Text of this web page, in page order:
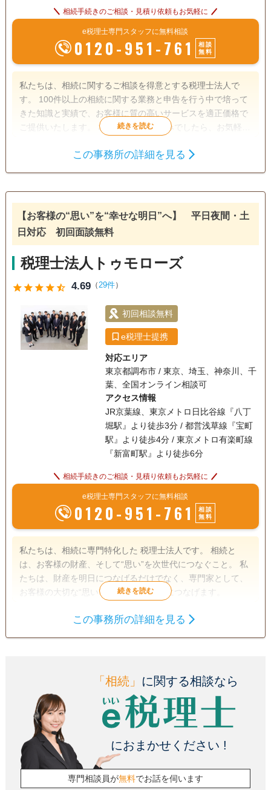
相続手続きのご相談・見積り依頼もお気軽に
e税理士専門スタッフに無料相談
0120-951-761
相談
無料
私たちは、相続に関するご相談を得意とする税理士法人で
す。 100件以上の相続に関する業務と申告を行う中で培って
きた知識と実績で、お客様に質の高いサービスを適正価格で
ご提供いたします。 相続のことでお悩みでしたら、お気軽に
遺産分割
銀行手続き 戸籍収集 相続税対策
電話相談可 訪問可 土日相談可
18時以降相談可 オンライン面談可 事務所面談可
この事務所の詳細を見る
【お客様の“思い”を“幸せな明日”へ】 平日夜間・土
日対応 初回面談無料
税理士法人トゥモローズ
starstarstarstarstar_half 4.69（29件）
初回相談無料
e税理士提携
対応エリア
東京都調布市 / 東京、埼玉、神奈川、千
葉、全国オンライン相談可
アクセス情報
JR京葉線、東京メトロ日比谷線『八丁
堀駅』より徒歩3分 / 都営浅草線『宝町
駅』より徒歩4分 / 東京メトロ有楽町線
『新富町駅』より徒歩6分
相続手続きのご相談・見積り依頼もお気軽に
e税理士専門スタッフに無料相談
0120-951-761
相談
無料
私たちは、相続に専門特化した 税理士法人です。 相続と
は、お客様の財産、そして“思い”を次世代につなぐこと。 私
たちは、財産を明日につなげるだけでなく、専門家として、
お客様の大切な“思い” も “幸せな明日” につなげます。
18時以降相談可 オンライン面談可
事務所面談可
この事務所の詳細を見る
「相続」 に関する相談なら
におまかせください !
専門相談員が無料でお話を伺います